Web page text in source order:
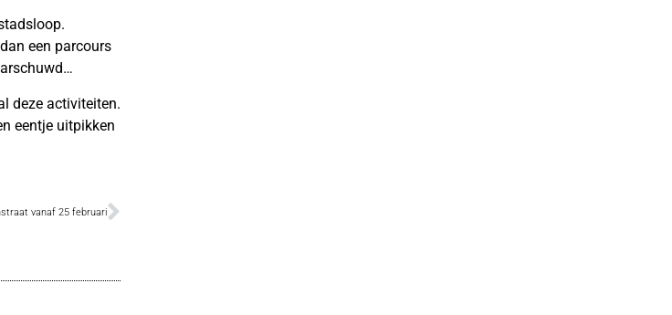
een parcours
deze activiteiten.
eentje uitpikken
vanaf 25 februari